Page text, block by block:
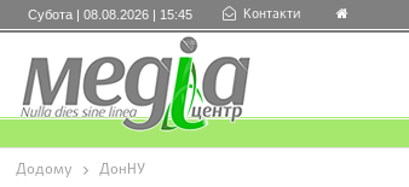
Субота | 08.08.2026 | 15:45 Контакти
Додому ДонНУ